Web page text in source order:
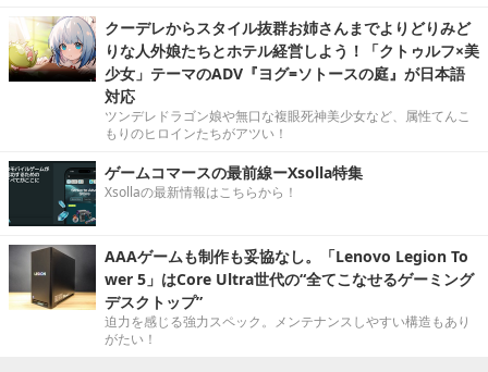
クーデレからスタイル抜群お姉さんまでよりどりみど
りな人外娘たちとホテル経営しよう！「クトゥルフ×美
少女」テーマのADV『ヨグ=ソトースの庭』が日本語
対応
ツンデレドラゴン娘や無口な複眼死神美少女など、属性てんこ
もりのヒロインたちがアツい！
ゲームコマースの最前線ーXsolla特集
Xsollaの最新情報はこちらから！
AAAゲームも制作も妥協なし。「Lenovo Legion To
wer 5」はCore Ultra世代の“全てこなせるゲーミング
デスクトップ”
迫力を感じる強力スペック。メンテナンスしやすい構造もあり
がたい！